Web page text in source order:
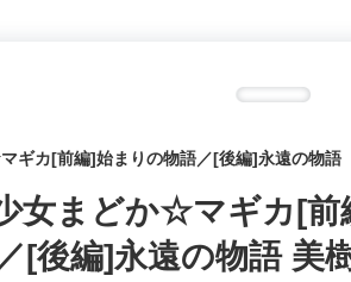
ギカ[前編]始まりの物語／[後編]永遠の物語
女まどか☆マギカ[前
[後編]永遠の物語 美